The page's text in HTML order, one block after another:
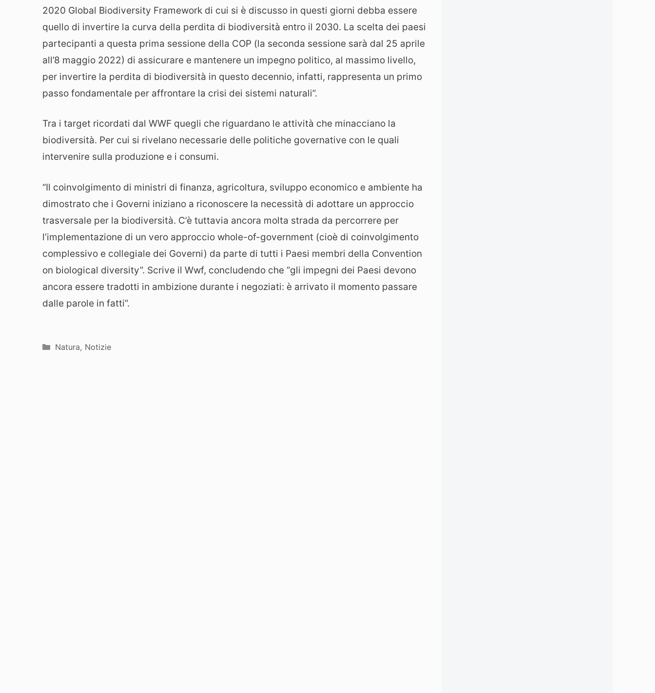
2020 Global Biodiversity Framework di cui si è discusso in questi giorni debba essere
quello di invertire la curva della perdita di biodiversità entro il 2030. La scelta dei paesi
partecipanti a questa prima sessione della COP (la seconda sessione sarà dal 25 aprile
all’8 maggio 2022) di assicurare e mantenere un impegno politico, al massimo livello,
per invertire la perdita di biodiversità in questo decennio, infatti, rappresenta un primo
passo fondamentale per affrontare la crisi dei sistemi naturali”.
Tra i target ricordati dal WWF quegli che riguardano le attività che minacciano la
biodiversità. Per cui si rivelano necessarie delle politiche governative con le quali
intervenire sulla produzione e i consumi.
“Il coinvolgimento di ministri di finanza, agricoltura, sviluppo economico e ambiente ha
dimostrato che i Governi iniziano a riconoscere la necessità di adottare un approccio
trasversale per la biodiversità. C’è tuttavia ancora molta strada da percorrere per
l’implementazione di un vero approccio whole-of-government (cioè di coinvolgimento
complessivo e collegiale dei Governi) da parte di tutti i Paesi membri della Convention
on biological diversity”. Scrive il Wwf, concludendo che “gli impegni dei Paesi devono
ancora essere tradotti in ambizione durante i negoziati: è arrivato il momento passare
dalle parole in fatti”.
Categorie
Natura, Notizie